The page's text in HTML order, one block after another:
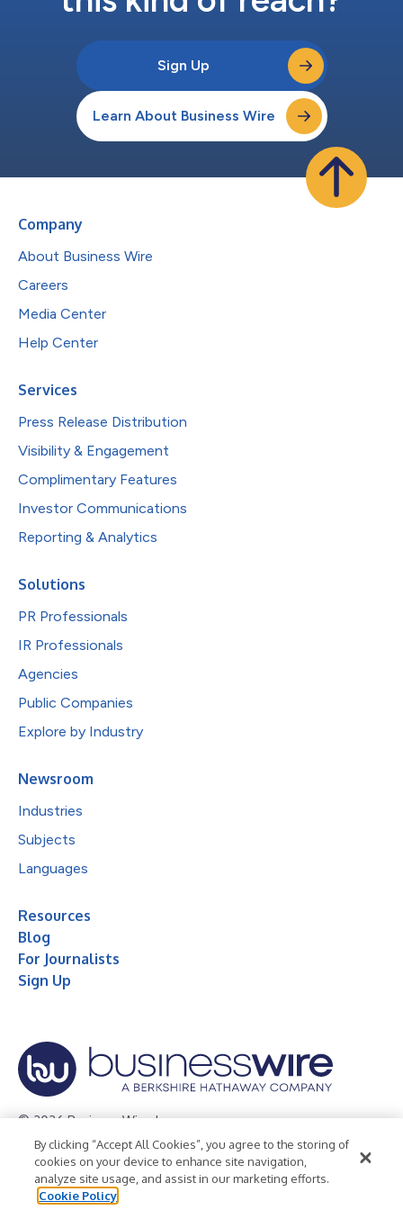
Sign Up
Learn About Business Wire
Company
About Business Wire
Careers
Media Center
Help Center
Services
Press Release Distribution
Visibility & Engagement
Complimentary Features
Investor Communications
Reporting & Analytics
Solutions
PR Professionals
IR Professionals
Agencies
Public Companies
Explore by Industry
Newsroom
Industries
Subjects
Languages
Resources
Blog
For Journalists
Sign Up
© 2026 Business Wire, Inc.
Privacy Policy Cookie Policy
Accessibility Statement
Terms of Use
Legal
By clicking “Accept All Cookies”, you agree to the storing of
cookies on your device to enhance site navigation,
analyze site usage, and assist in our marketing efforts.
Cookie Policy